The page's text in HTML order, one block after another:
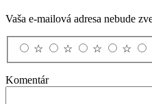
Vaša e-mailová adresa nebude
☆ ☆ ☆ ☆
Komentár